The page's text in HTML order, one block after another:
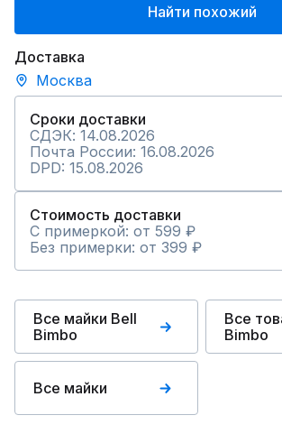
Найти похожий
Доставка
Москва
Сроки доставки
СДЭК: 14.08.2026
Почта России: 16.08.2026
DPD: 15.08.2026
Стоимость доставки
С примеркой: от 599 ₽
Без примерки: от 399 ₽
Все майки Bell
Bimbo
Все
Bimbo
Все майки